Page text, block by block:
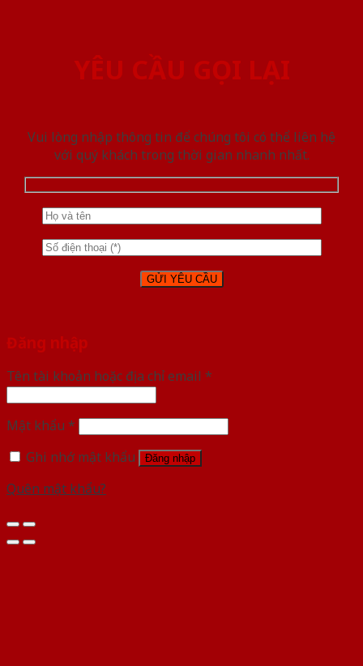
YÊU CẦU GỌI LẠI
Vui lòng nhập thông tin để chúng tôi có thể liên hệ
với quý khách trong thời gian nhanh nhất.
Đăng nhập
Tên tài khoản hoặc địa chỉ email *
Mật khẩu *
Ghi nhớ mật khẩu
Đăng nhập
Quên mật khẩu?